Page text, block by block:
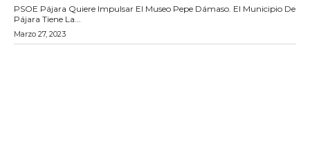
PSOE Pájara Quiere Impulsar El Museo Pepe Dámaso. El Municipio De
Pájara Tiene La...
Marzo 27, 2023